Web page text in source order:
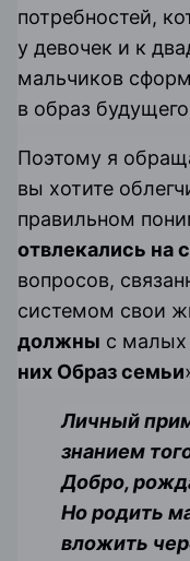
потребностей,
у девочек и к
мальчиков
в образ
Поэтому я
вы хотите
правильном
отвлекались на
вопросов,
системом свои
должны с малых
них Образ семьи
Личный
знанием
Добро,
Но родить
вложить